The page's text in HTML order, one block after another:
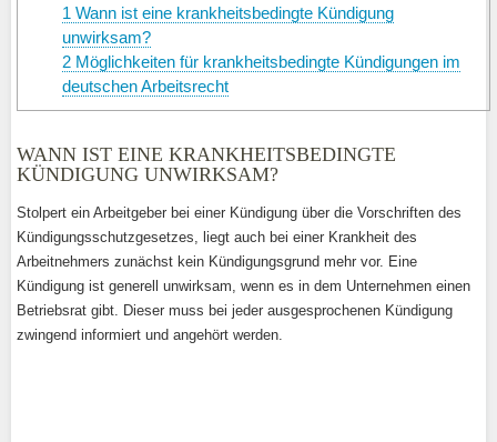
1 Wann ist eine krankheitsbedingte Kündigung
unwirksam?
2 Möglichkeiten für krankheitsbedingte Kündigungen im
deutschen Arbeitsrecht
WANN IST EINE KRANKHEITSBEDINGTE
KÜNDIGUNG UNWIRKSAM?
Stolpert ein Arbeitgeber bei einer Kündigung über die Vorschriften des
Kündigungsschutzgesetzes, liegt auch bei einer Krankheit des
Arbeitnehmers zunächst kein Kündigungsgrund mehr vor. Eine
Kündigung ist generell unwirksam, wenn es in dem Unternehmen einen
Betriebsrat gibt. Dieser muss bei jeder ausgesprochenen Kündigung
zwingend informiert und angehört werden.